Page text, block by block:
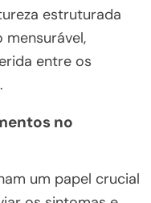
estruturada
mensurável,
entre os
no
um papel crucial